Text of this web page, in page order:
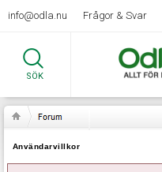
info@odla.nu Frågor & Svar
SÖK
Användarvillkor